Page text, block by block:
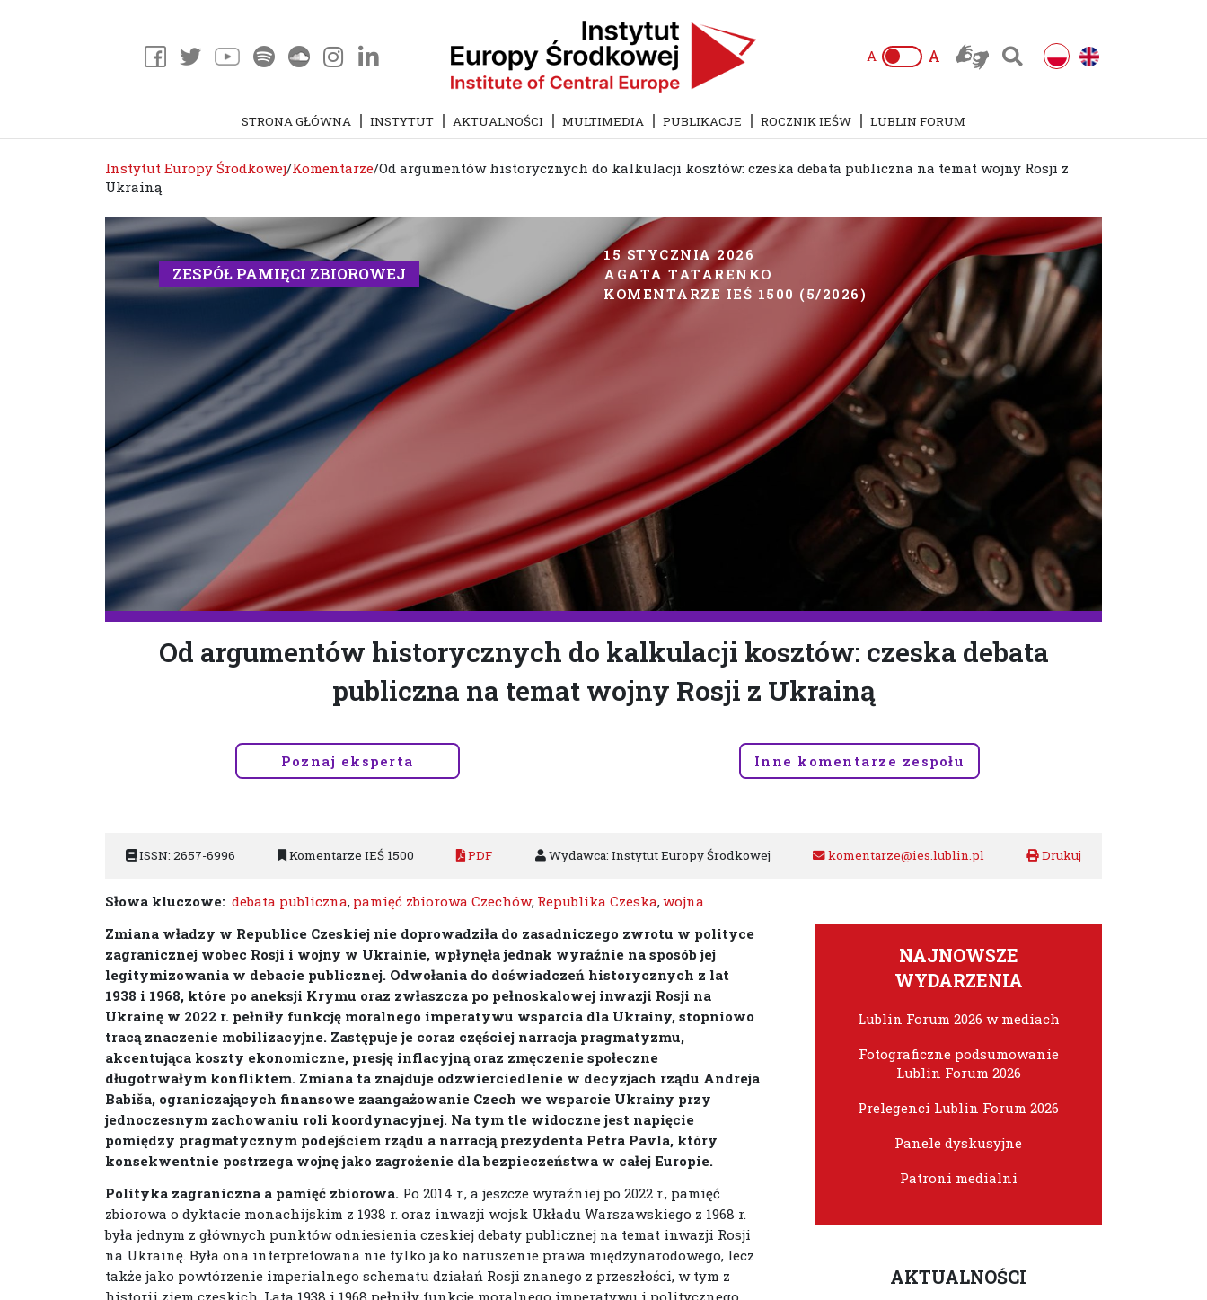
A A
STRONA GŁÓWNA INSTYTUT AKTUALNOŚCI MULTIMEDIA PUBLIKACJE ROCZNIK IEŚW LUBLIN FORUM
Instytut Europy Środkowej/Komentarze/Od argumentów historycznych do kalkulacji kosztów: czeska debata publiczna na temat wojny Rosji z
Ukrainą
ZESPÓŁ PAMIĘCI ZBIOROWEJ
15 STYCZNIA 2026
AGATA TATARENKO
KOMENTARZE IEŚ 1500 (5/2026)
Od argumentów historycznych do kalkulacji kosztów: czeska debata
publiczna na temat wojny Rosji z Ukrainą
Poznaj eksperta Inne komentarze zespołu
ISSN: 2657-6996 Komentarze IEŚ 1500 PDF Wydawca: Instytut Europy Środkowej komentarze@ies.lublin.pl
Słowa kluczowe: debata publiczna, pamięć zbiorowa Czechów, Republika Czeska,wojna
Zmiana władzy w Republice Czeskiej nie doprowadziła do zasadniczego zwrotu w polityce
zagranicznej wobec Rosji i wojny w Ukrainie, wpłynęła jednak wyraźnie na sposób jej
legitymizowania w debacie publicznej. Odwołania do doświadczeń historycznych z lat
1938 i 1968, które po aneksji Krymu oraz zwłaszcza po pełnoskalowej inwazji Rosji na
Ukrainę w 2022 r. pełniły funkcję moralnego imperatywu wsparcia dla Ukrainy, stopniowo
tracą znaczenie mobilizacyjne. Zastępuje je coraz częściej narracja pragmatyzmu,
akcentująca koszty ekonomiczne, presję inflacyjną oraz zmęczenie społeczne
długotrwałym konfliktem. Zmiana ta znajduje odzwierciedlenie w decyzjach rządu Andreja
Babiša, ograniczających finansowe zaangażowanie Czech we wsparcie Ukrainy przy
jednoczesnym zachowaniu roli koordynacyjnej. Na tym tle widoczne jest napięcie
pomiędzy pragmatycznym podejściem rządu a narracją prezydenta Petra Pavla, który
konsekwentnie postrzega wojnę jako zagrożenie dla bezpieczeństwa w całej Europie.
Polityka zagraniczna a pamięć zbiorowa. Po 2014 r., a jeszcze wyraźniej po 2022 r., pamięć
zbiorowa o dyktacie monachijskim z 1938 r. oraz inwazji wojsk Układu Warszawskiego z 1968 r.
była jednym z głównych punktów odniesienia czeskiej debaty publicznej na temat inwazji Rosji
na Ukrainę. Była ona interpretowana nie tylko jako naruszenie prawa międzynarodowego, lecz
także jako powtórzenie imperialnego schematu działań Rosji znanego z przeszłości, w tym z
historii ziem czeskich. Lata 1938 i 1968 pełniły funkcję moralnego imperatywu i politycznego
NAJNOWSZE
WYDARZENIA
Lublin Forum 2026 w mediach
Fotograficzne podsumowanie
Lublin Forum 2026
Prelegenci Lublin Forum 2026
Panele dyskusyjne
Patroni medialni
AKTUALNOŚCI